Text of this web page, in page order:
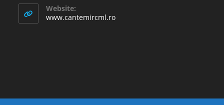
Website:
www.cantemircml.ro